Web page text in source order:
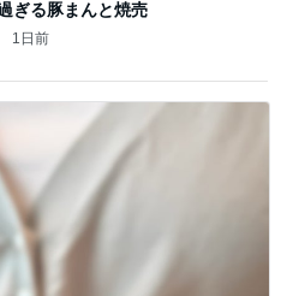
ぎる豚まんと焼売
1日前